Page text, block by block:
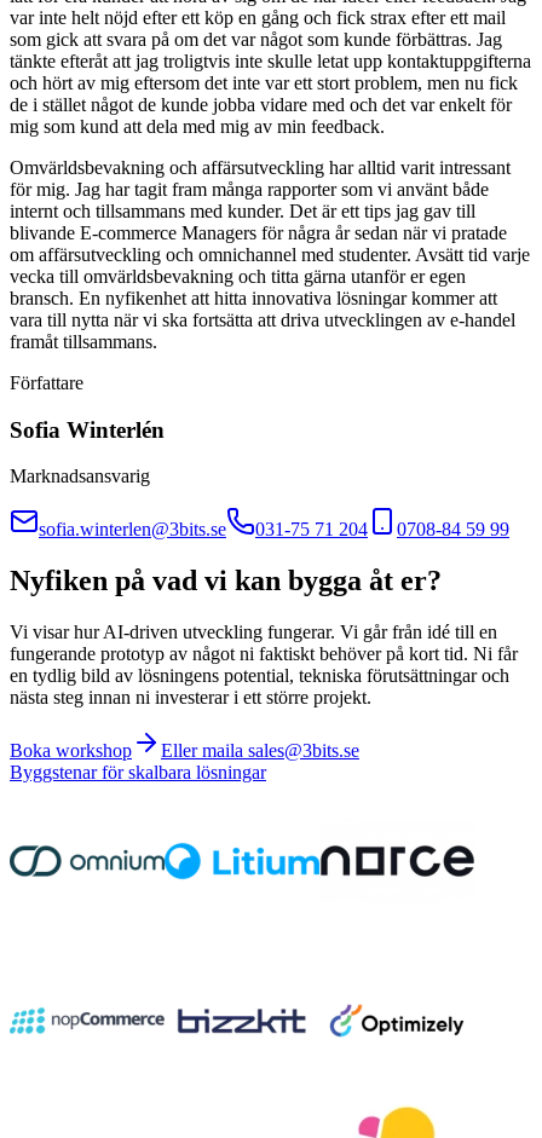
var inte helt nöjd efter ett köp en gång och fick strax efter ett mail
som gick att svara på om det var något som kunde förbättras. Jag
tänkte efteråt att jag troligtvis inte skulle letat upp kontaktuppgifterna
och hört av mig eftersom det inte var ett stort problem, men nu fick
de i stället något de kunde jobba vidare med och det var enkelt för
mig som kund att dela med mig av min feedback.
Omvärldsbevakning och affärsutveckling har alltid varit intressant
för mig. Jag har tagit fram många rapporter som vi använt både
internt och tillsammans med kunder. Det är ett tips jag gav till
blivande E-commerce Managers för några år sedan när vi pratade
om affärsutveckling och omnichannel med studenter. Avsätt tid varje
vecka till omvärldsbevakning och titta gärna utanför er egen
bransch. En nyfikenhet att hitta innovativa lösningar kommer att
vara till nytta när vi ska fortsätta att driva utvecklingen av e-handel
framåt tillsammans.
Författare
Sofia Winterlén
Marknadsansvarig
sofia.winterlen@3bits.se 031-75 71 204 0708-84 59 99
Nyfiken på vad vi kan bygga åt er?
Vi visar hur AI-driven utveckling fungerar. Vi går från idé till en
fungerande prototyp av något ni faktiskt behöver på kort tid. Ni får
en tydlig bild av lösningens potential, tekniska förutsättningar och
nästa steg innan ni investerar i ett större projekt.
Boka workshop
Eller maila sales@3bits.se
Byggstenar för skalbara lösningar